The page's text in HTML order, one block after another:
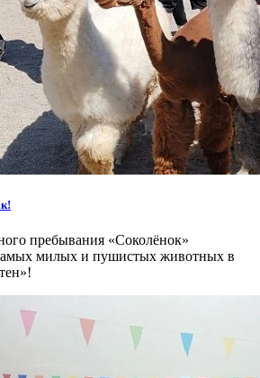
пребывания «Соколёнок»
милых и пушистых животных в